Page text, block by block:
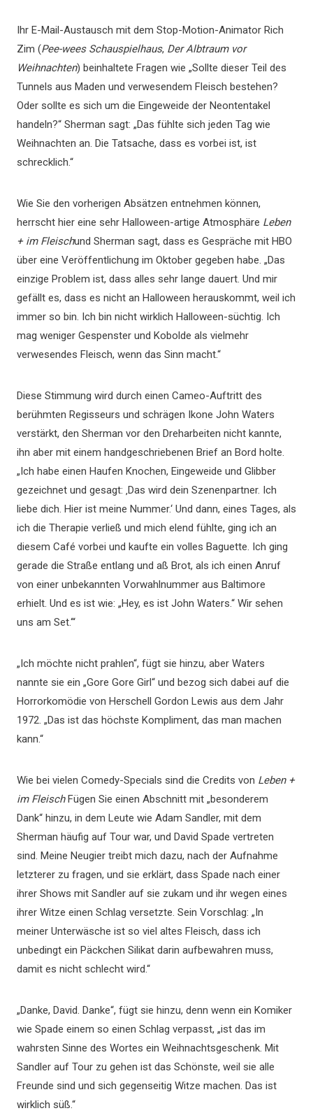
Ihr E-Mail-Austausch mit dem Stop-Motion-Animator Rich
Zim (Pee-wees Schauspielhaus, Der Albtraum vor
Weihnachten) beinhaltete Fragen wie „Sollte dieser Teil des
Tunnels aus Maden und verwesendem Fleisch bestehen?
Oder sollte es sich um die Eingeweide der Neontentakel
handeln?“ Sherman sagt: „Das fühlte sich jeden Tag wie
Weihnachten an. Die Tatsache, dass es vorbei ist, ist
schrecklich.“
Wie Sie den vorherigen Absätzen entnehmen können,
herrscht hier eine sehr Halloween-artige Atmosphäre Leben
+ im Fleischund Sherman sagt, dass es Gespräche mit HBO
über eine Veröffentlichung im Oktober gegeben habe. „Das
einzige Problem ist, dass alles sehr lange dauert. Und mir
gefällt es, dass es nicht an Halloween herauskommt, weil ich
immer so bin. Ich bin nicht wirklich Halloween-süchtig. Ich
mag weniger Gespenster und Kobolde als vielmehr
verwesendes Fleisch, wenn das Sinn macht.“
Diese Stimmung wird durch einen Cameo-Auftritt des
berühmten Regisseurs und schrägen Ikone John Waters
verstärkt, den Sherman vor den Dreharbeiten nicht kannte,
ihn aber mit einem handgeschriebenen Brief an Bord holte.
„Ich habe einen Haufen Knochen, Eingeweide und Glibber
gezeichnet und gesagt: ‚Das wird dein Szenenpartner. Ich
liebe dich. Hier ist meine Nummer.‘ Und dann, eines Tages, als
ich die Therapie verließ und mich elend fühlte, ging ich an
diesem Café vorbei und kaufte ein volles Baguette. Ich ging
gerade die Straße entlang und aß Brot, als ich einen Anruf
von einer unbekannten Vorwahlnummer aus Baltimore
erhielt. Und es ist wie: „Hey, es ist John Waters.“ Wir sehen
uns am Set.‘“
„Ich möchte nicht prahlen“, fügt sie hinzu, aber Waters
nannte sie ein „Gore Gore Girl“ und bezog sich dabei auf die
Horrorkomödie von Herschell Gordon Lewis aus dem Jahr
1972. „Das ist das höchste Kompliment, das man machen
kann.“
Wie bei vielen Comedy-Specials sind die Credits von Leben +
im FleischFügen Sie einen Abschnitt mit „besonderem
Dank“ hinzu, in dem Leute wie Adam Sandler, mit dem
Sherman häufig auf Tour war, und David Spade vertreten
sind. Meine Neugier treibt mich dazu, nach der Aufnahme
letzterer zu fragen, und sie erklärt, dass Spade nach einer
ihrer Shows mit Sandler auf sie zukam und ihr wegen eines
ihrer Witze einen Schlag versetzte. Sein Vorschlag: „In
meiner Unterwäsche ist so viel altes Fleisch, dass ich
unbedingt ein Päckchen Silikat darin aufbewahren muss,
damit es nicht schlecht wird.“
„Danke, David. Danke“, fügt sie hinzu, denn wenn ein Komiker
wie Spade einem so einen Schlag verpasst, „ist das im
wahrsten Sinne des Wortes ein Weihnachtsgeschenk. Mit
Sandler auf Tour zu gehen ist das Schönste, weil sie alle
Freunde sind und sich gegenseitig Witze machen. Das ist
wirklich süß.“